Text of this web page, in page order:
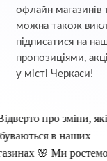
офлайн магазинів
можна також
підписатися на
пропозиціями,
у місті Черкаси!